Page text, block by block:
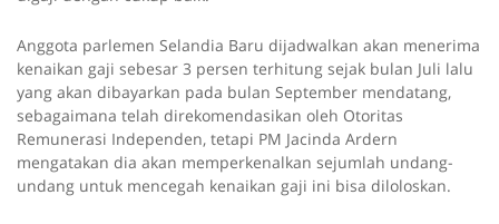
Anggota parlemen Selandia Baru dijadwalkan akan menerima
kenaikan gaji sebesar 3 persen terhitung sejak bulan Juli lalu
yang akan dibayarkan pada bulan September mendatang,
sebagaimana telah direkomendasikan oleh Otoritas
Remunerasi Independen, tetapi PM Jacinda Ardern
mengatakan dia akan memperkenalkan sejumlah undang-
undang untuk mencegah kenaikan gaji ini bisa diloloskan.